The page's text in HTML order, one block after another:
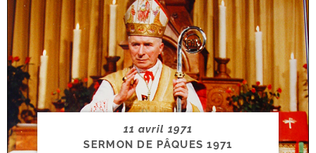
11 avril 1971
SERMON DE PÂQUES 1971